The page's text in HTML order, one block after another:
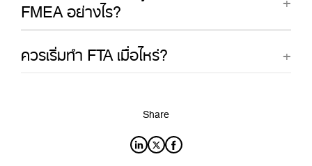
FMEA อย่างไร?
ควรเริ่มทำ FTA เมื่อไหร่?
Share